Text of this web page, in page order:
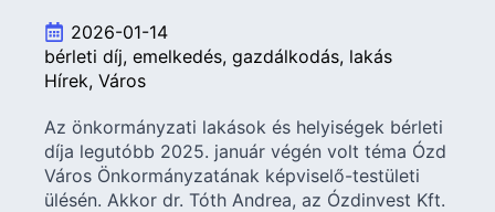
2026-01-14
bérleti díj emelkedés gazdálkodás lakás
Hírek Város
Az önkormányzati lakások és helyiségek bérleti
díja legutóbb 2025. január végén volt téma Ózd
Város Önkormányzatának képviselő-testületi
ülésén. Akkor dr. Tóth Andrea, az Ózdinvest Kft.